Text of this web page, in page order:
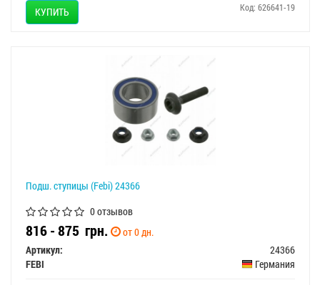
КУПИТЬ Код: 626641-19
Подш. ступицы (Febi) 24366
0 отзывов
816 - 875 грн.
от 0 дн.
Артикул:
24366
FEBI
Германия